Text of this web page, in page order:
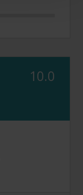
10.0